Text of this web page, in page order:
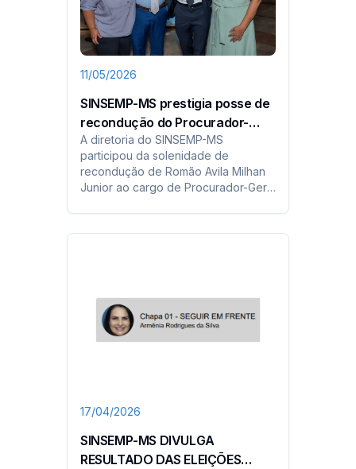
11/05/2026
SINSEMP-MS prestigia posse de
recondução do Procurador-
Geral de Justiça do MPMS
A diretoria do SINSEMP-MS
participou da solenidade de
recondução de Romão Avila Milhan
Junior ao cargo de Procurador-Geral
compromisso da entidade com o
17/04/2026
SINSEMP-MS DIVULGA
RESULTADO DAS ELEIÇÕES